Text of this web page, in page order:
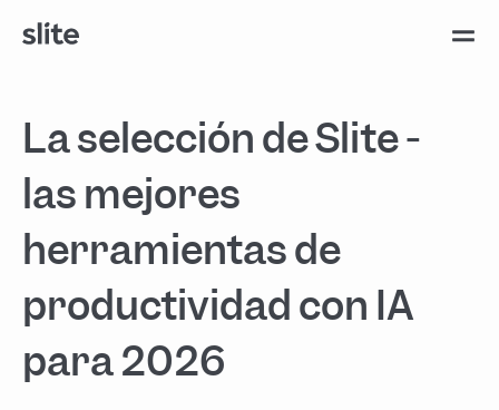
La selección de Slite -
las mejores
herramientas de
productividad con IA
para 2026